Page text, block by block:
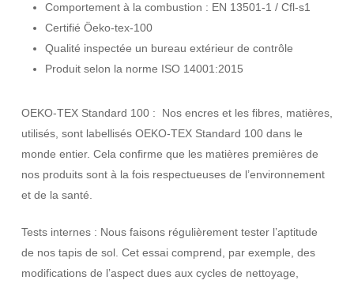
Comportement à la combustion : EN 13501-1 / Cfl-s1
Certifié Öeko-tex-100
Qualité inspectée un bureau extérieur de contrôle
Produit selon la norme ISO 14001:2015
OEKO-TEX Standard 100 : Nos encres et les fibres, matières,
utilisés, sont labellisés OEKO-TEX Standard 100 dans le
monde entier. Cela confirme que les matières premières de
nos produits sont à la fois respectueuses de l’environnement
et de la santé.
Tests internes : Nous faisons régulièrement tester l’aptitude
de nos tapis de sol. Cet essai comprend, par exemple, des
modifications de l’aspect dues aux cycles de nettoyage,